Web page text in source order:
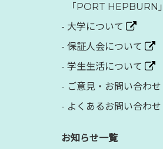
「PORT HEPBURN」
- 大学について
- 保証人会について
- 学生生活について
- ご意見・お問い合わせ
- よくあるお問い合わせ
お知らせ一覧